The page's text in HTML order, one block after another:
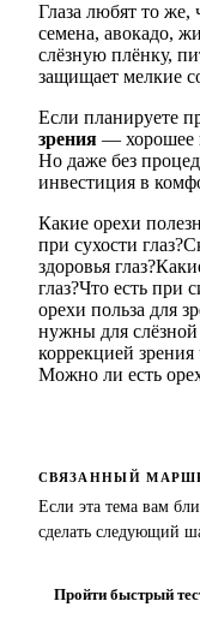
Глаза любят то
семена, авокадо,
слёзную плёнку,
защищает мелкие
Если планируете
зрения — хорошее
Но даже без
инвестиция в
Какие орехи
при сухости глаз?
здоровья глаз?
глаз?Что есть при
орехи польза для
нужны для
коррекцией зрения
Можно ли есть
СВЯЗАННЫЙ
Если эта тема вам
сделать следующий
Пройти быстрый